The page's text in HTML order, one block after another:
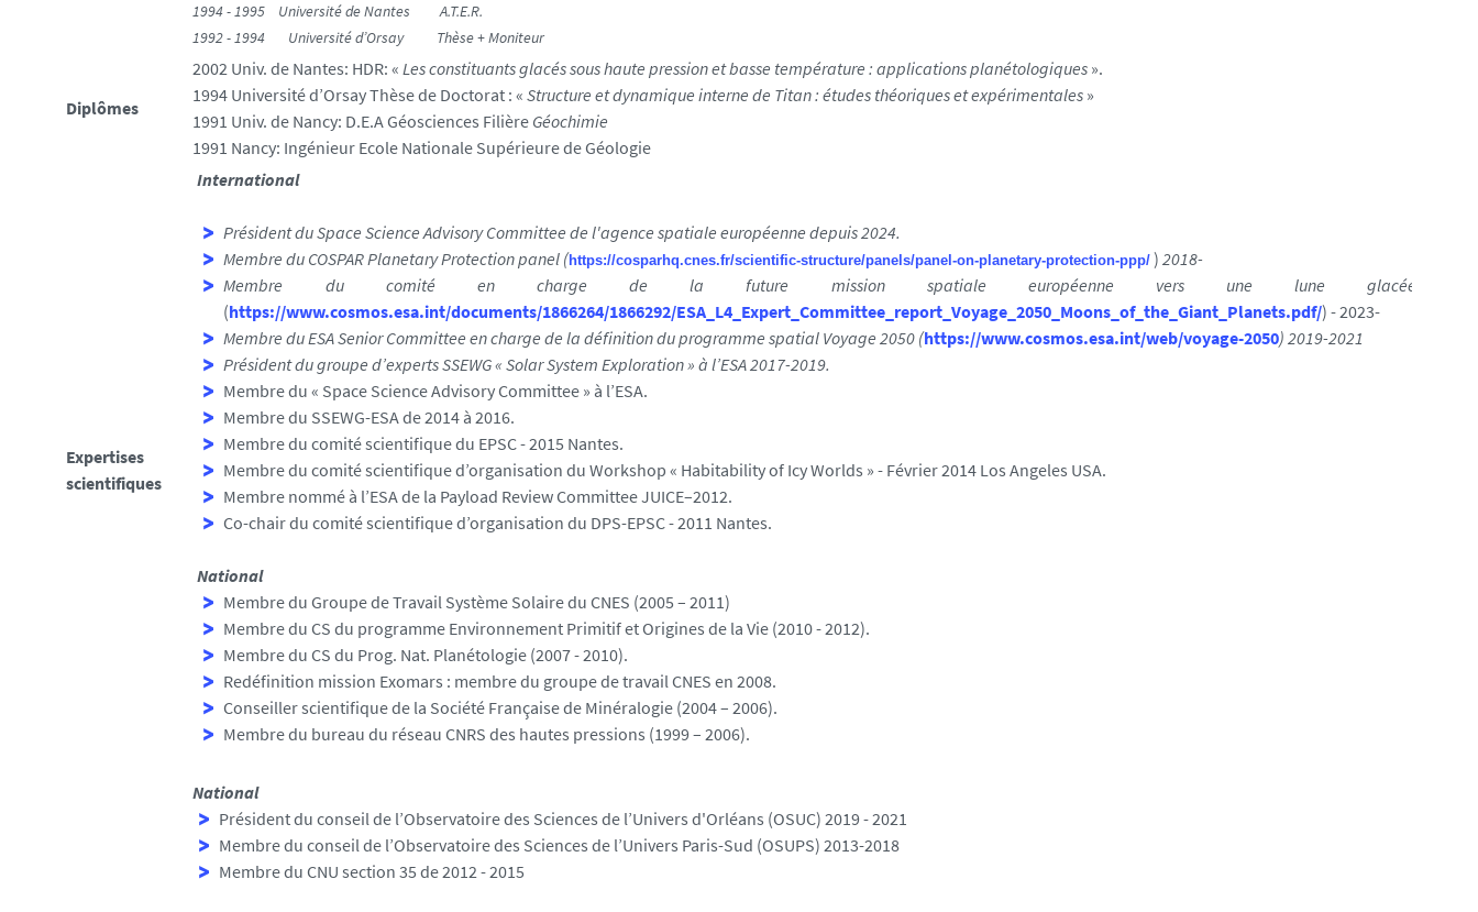
1994 - 1995 Université de Nantes A.T.E.R.
1992 - 1994 Université d’Orsay Thèse + Moniteur
Diplômes
2002 Univ. de Nantes: HDR: « Les constituants glacés sous haute pression et basse température : applications planétologiques ».
1994 Université d’Orsay Thèse de Doctorat : « Structure et dynamique interne de Titan : études théoriques et expérimentales »
1991 Univ. de Nancy: D.E.A Géosciences Filière Géochimie
1991 Nancy: Ingénieur Ecole Nationale Supérieure de Géologie
Expertises
scientifiques
International
Président du Space Science Advisory Committee de l'agence spatiale européenne depuis 2024.
Membre du COSPAR Planetary Protection panel (https://cosparhq.cnes.fr/scientific-structure/panels/panel-on-planetary-protection-ppp/ )2018-
Membre du comité en charge de la future mission spatiale européenne vers une lune glacée
(https://www.cosmos.esa.int/documents/1866264/1866292/ESA_L4_Expert_Committee_report_Voyage_2050_Moons_of_the_Giant_Planets.pdf/) - 2023-
Membre du ESA Senior Committee en charge de la définition du programme spatial Voyage 2050 (https://www.cosmos.esa.int/web/voyage-2050) 2019-2021
Président du groupe d’experts SSEWG « Solar System Exploration » à l’ESA 2017-2019.
Membre du « Space Science Advisory Committee » à l’ESA.
Membre du SSEWG-ESA de 2014 à 2016.
Membre du comité scientifique du EPSC - 2015 Nantes.
Membre du comité scientifique d’organisation du Workshop « Habitability of Icy Worlds » - Février 2014 Los Angeles USA.
Membre nommé à l’ESA de la Payload Review Committee JUICE–2012.
Co-chair du comité scientifique d’organisation du DPS-EPSC - 2011 Nantes.
National
Membre du Groupe de Travail Système Solaire du CNES (2005 – 2011)
Membre du CS du programme Environnement Primitif et Origines de la Vie (2010 - 2012).
Membre du CS du Prog. Nat. Planétologie (2007 - 2010).
Redéfinition mission Exomars : membre du groupe de travail CNES en 2008.
Conseiller scientifique de la Société Française de Minéralogie (2004 – 2006).
Membre du bureau du réseau CNRS des hautes pressions (1999 – 2006).
National
Président du conseil de l’Observatoire des Sciences de l’Univers d'Orléans (OSUC) 2019 - 2021
Membre du conseil de l’Observatoire des Sciences de l’Univers Paris-Sud (OSUPS) 2013-2018
Membre du CNU section 35 de 2012 - 2015